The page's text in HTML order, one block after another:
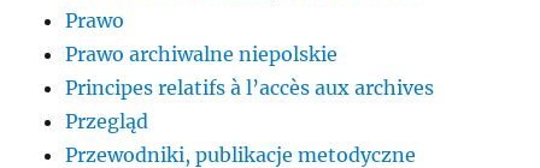
Prawo
Prawo archiwalne niepolskie
Principes relatifs à l’accès aux archives
Przegląd
Przewodniki, publikacje metodyczne